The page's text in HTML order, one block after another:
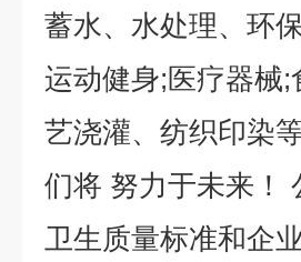
蓄水、水处理、环
运动健身;医疗器械
艺浇灌、纺织印染
们将 努力于未来！
卫生质量标准和企